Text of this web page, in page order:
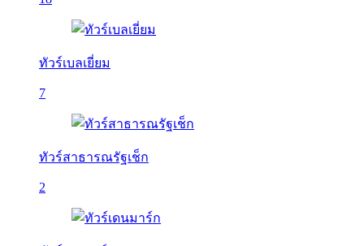
ทัวร์เบลเยี่ยม
7
ทัวร์สาธารณรัฐเช็ก
2